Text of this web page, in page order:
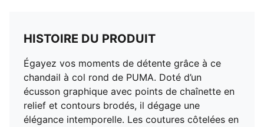
HISTOIRE DU PRODUIT
Égayez vos moments de détente grâce à ce
chandail à col rond de PUMA. Doté d’un
écusson graphique avec points de chaînette en
relief et contours brodés, il dégage une
élégance intemporelle. Les coutures côtelées en